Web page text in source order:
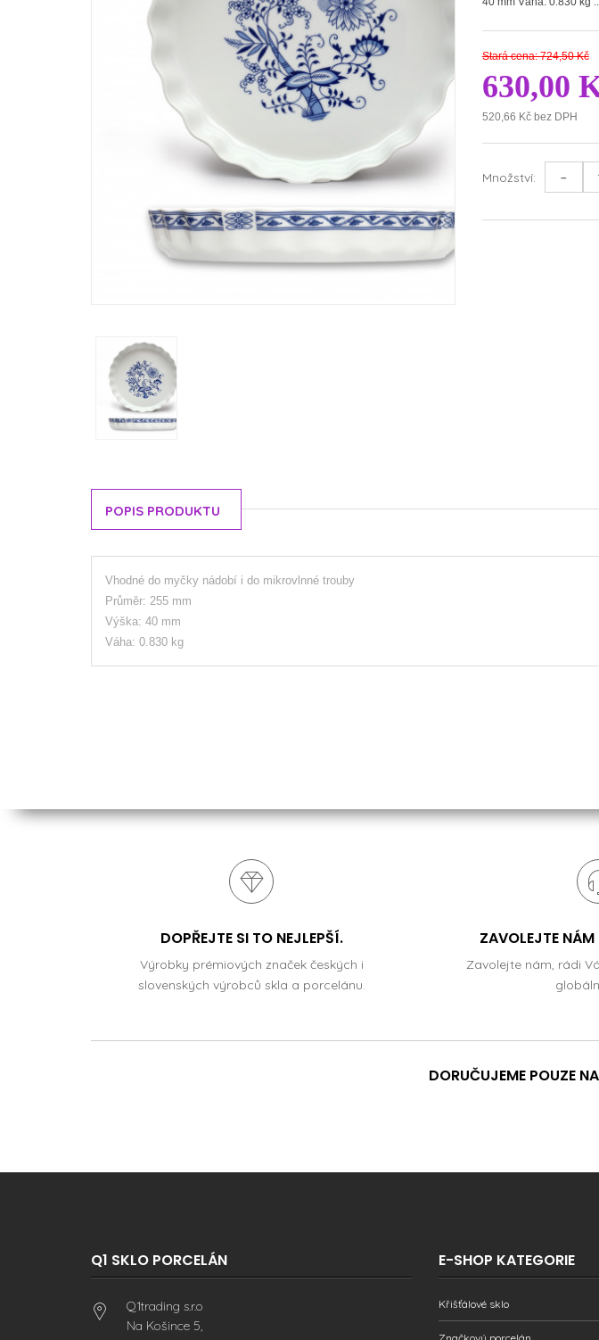
Stará cena: 724,50 Kč
630,00
520,66 Kč bez DPH
Množství: -
POPIS PRODUKTU
Vhodné do myčky nádobí i do mikrovlnné trouby
Průměr: 255 mm
Výška: 40 mm
Váha: 0.830 kg
DOPŘEJTE SI TO NEJLEPŠÍ.
Výrobky prémiových značek českých i
slovenských výrobců skla a porcelánu.
ZAVOLEJTE
Zavolejte nám, rádi
DORUČUJEME POUZE
Q1 SKLO PORCELÁN
Q1trading s.r.o
Na Košince 5,
E-SHOP KATEGORIE
Křišťálové sklo
Značkový porcelán